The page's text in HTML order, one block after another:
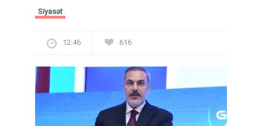
Siyasət
12:46 616